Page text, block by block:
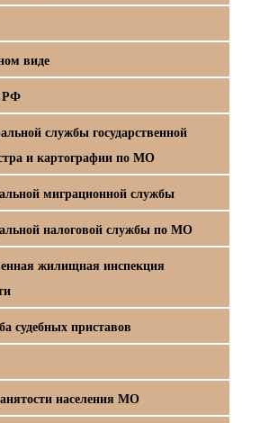
виде
РФ
службы государственной
и картографии по МО
миграционной службы
налоговой службы по МО
жилищная инспекция
судебных приставов
населения МО